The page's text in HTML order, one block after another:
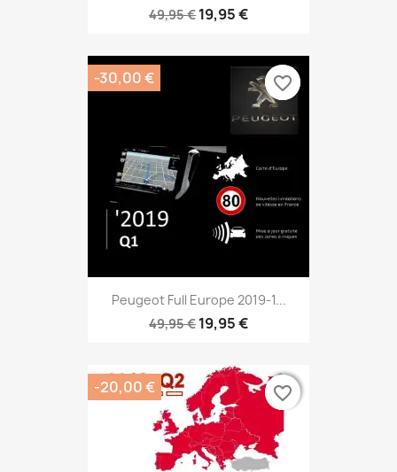
49,95 € 19,95 €
Peugeot Full Europe 2019-1...
49,95 € 19,95 €
-30,00 € favorite_border
favorite_border
-20,00 € favorite_border
favorite_border